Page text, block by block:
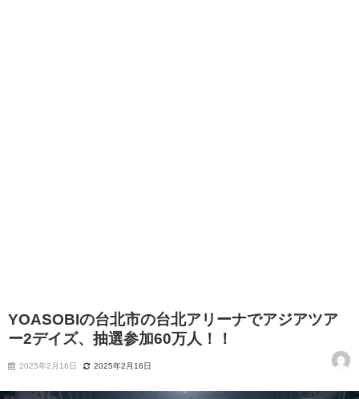
YOASOBIの台北市の台北アリーナでアジアツア
ー2デイズ、抽選参加60万人！！
2025年2月16日 2025年2月16日